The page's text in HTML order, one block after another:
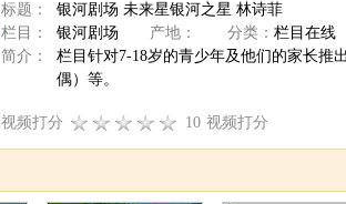
标题：
银河剧场 未来星银河之星 林诗菲
栏目：
银河剧场 产地： 分类： 栏目在线
简介：
栏目针对7-18岁的青少年及他们的家长推
偶）等。
视频打分 10 视频打分